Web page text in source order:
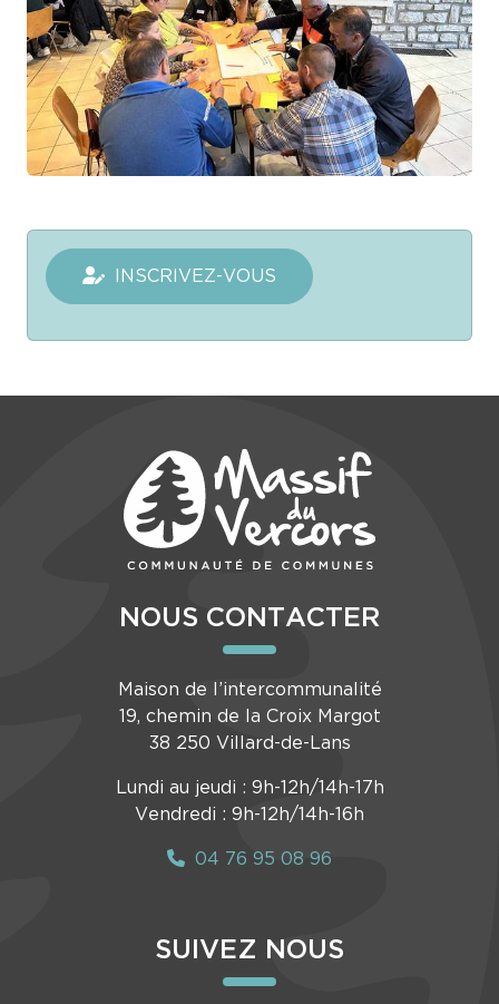
INSCRIVEZ-VOUS
NOUS CONTACTER
Maison de l’intercommunalité
19, chemin de la Croix Margot
38 250 Villard-de-Lans
Lundi au jeudi : 9h-12h/14h-17h
Vendredi : 9h-12h/14h-16h
04 76 95 08 96
SUIVEZ NOUS